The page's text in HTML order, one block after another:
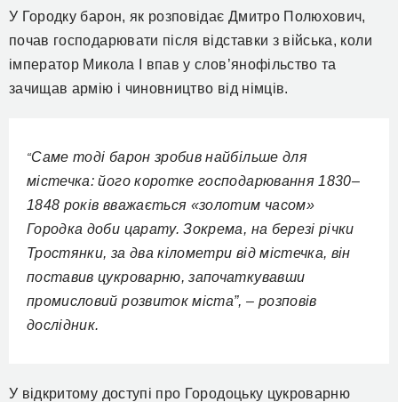
У Городку барон, як розповідає Дмитро Полюхович,
почав господарювати після відставки з війська, коли
імператор Микола І впав у слов’янофільство та
зачищав армію і чиновництво від німців.
“Саме тоді барон зробив найбільше для
містечка: його коротке господарювання 1830–
1848 років вважається «золотим часом»
Городка доби царату. Зокрема, на березі річки
Тростянки, за два кілометри від містечка, він
поставив цукроварню, започаткувавши
промисловий розвиток міста”, – розповів
дослідник.
У відкритому доступі про Городоцьку цукроварню